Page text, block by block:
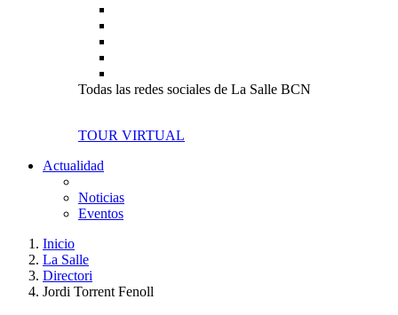
Todas las redes sociales de La Salle BCN
TOUR VIRTUAL
Actualidad
Noticias
Eventos
Inicio
La Salle
Directori
Jordi Torrent Fenoll